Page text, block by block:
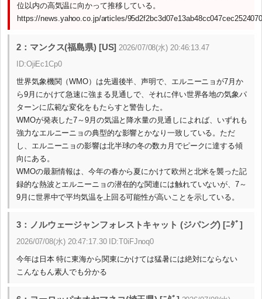
位以内の高気温に向かって推移している。
https://news.yahoo.co.jp/articles/
2：マンクス(福島県) [US] 2026/07/08(水) 20:46:13.47
ID:OjiEc1Cp0
世界気象機関（WMO）は先週後半、声明で、エルニーニョが7月か
ら9月にかけて急速に強まる見通しで、それに伴い世界各地の気象パ
ターンに広範な変化をもたらすと警告した。
WMOが発表した7～9月の気温と降水量の見通しによれば、いずれも
強力なエルニーニョの典型的な影響とかなり一致している。ただ
し、エルニーニョの影響は北半球の冬の数カ月でピークに達する傾
向にある。
WMOの最新情報は、今年の春から夏にかけて欧州と北米を襲った記
録的な熱波とエルニーニョの潜在的な関連には触れていないが、7～
9月に世界中で平均気温を上回る可能性が高いことを示している。
3：ノルウェージャンフォレストキャット (ジパング) [ﾆﾀﾞ]
2026/07/08(水) 20:47:17.30 ID:T0iFJnoq0
今年は日本 特に東海から関東にかけては猛暑には絶対にならない
こんなもん素人でも分かる